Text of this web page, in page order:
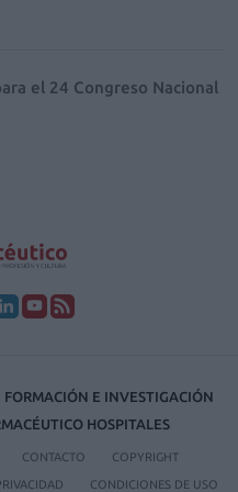
el 24 Congreso Nacional
FORMACIÓN E INVESTIGACIÓN
HOSPITALES
CONTACTO COPYRIGHT
CONDICIONES DE USO